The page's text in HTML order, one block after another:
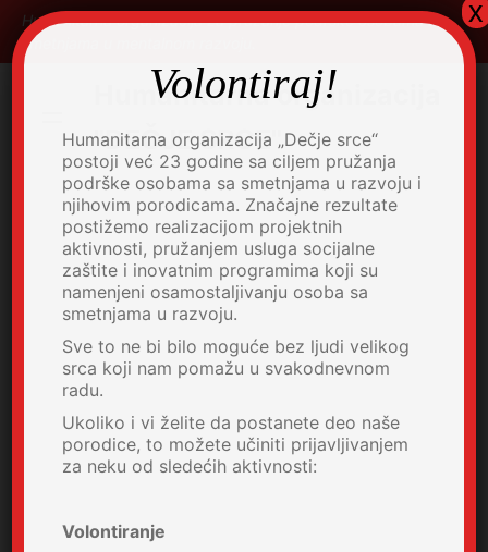
Skip
to
content
Humanitarna organizacija za pružanje podrške osobama sa
smetnjama u mentalnom razvoju.
Humanitarna organizacija
"DEČJE SRCE"
Volontiraj!
Humanitarna organizacija „Dečje srce“
postoji već 23 godine sa ciljem pružanja
podrške osobama sa smetnjama u razvoju i
njihovim porodicama. Značajne rezultate
postižemo realizacijom projektnih
aktivnosti, pružanjem usluga socijalne
zaštite i inovatnim programima koji su
namenjeni osamostaljivanju osoba sa
smetnjama u razvoju.
Sve to ne bi bilo moguće bez ljudi velikog
srca koji nam pomažu u svakodnevnom
radu.
Ukoliko i vi želite da postanete deo naše
porodice, to možete učiniti prijavljivanjem
za neku od sledećih aktivnosti:
Volontiranje
x